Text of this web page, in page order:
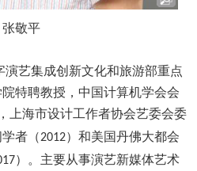
张敬平
艺集成创新文化和旅游部重点
特聘教授，中国计算机学会会
上海市设计工作者协会艺委会委
者（2012）和美国丹佛大都会
）。主要从事演艺新媒体艺术